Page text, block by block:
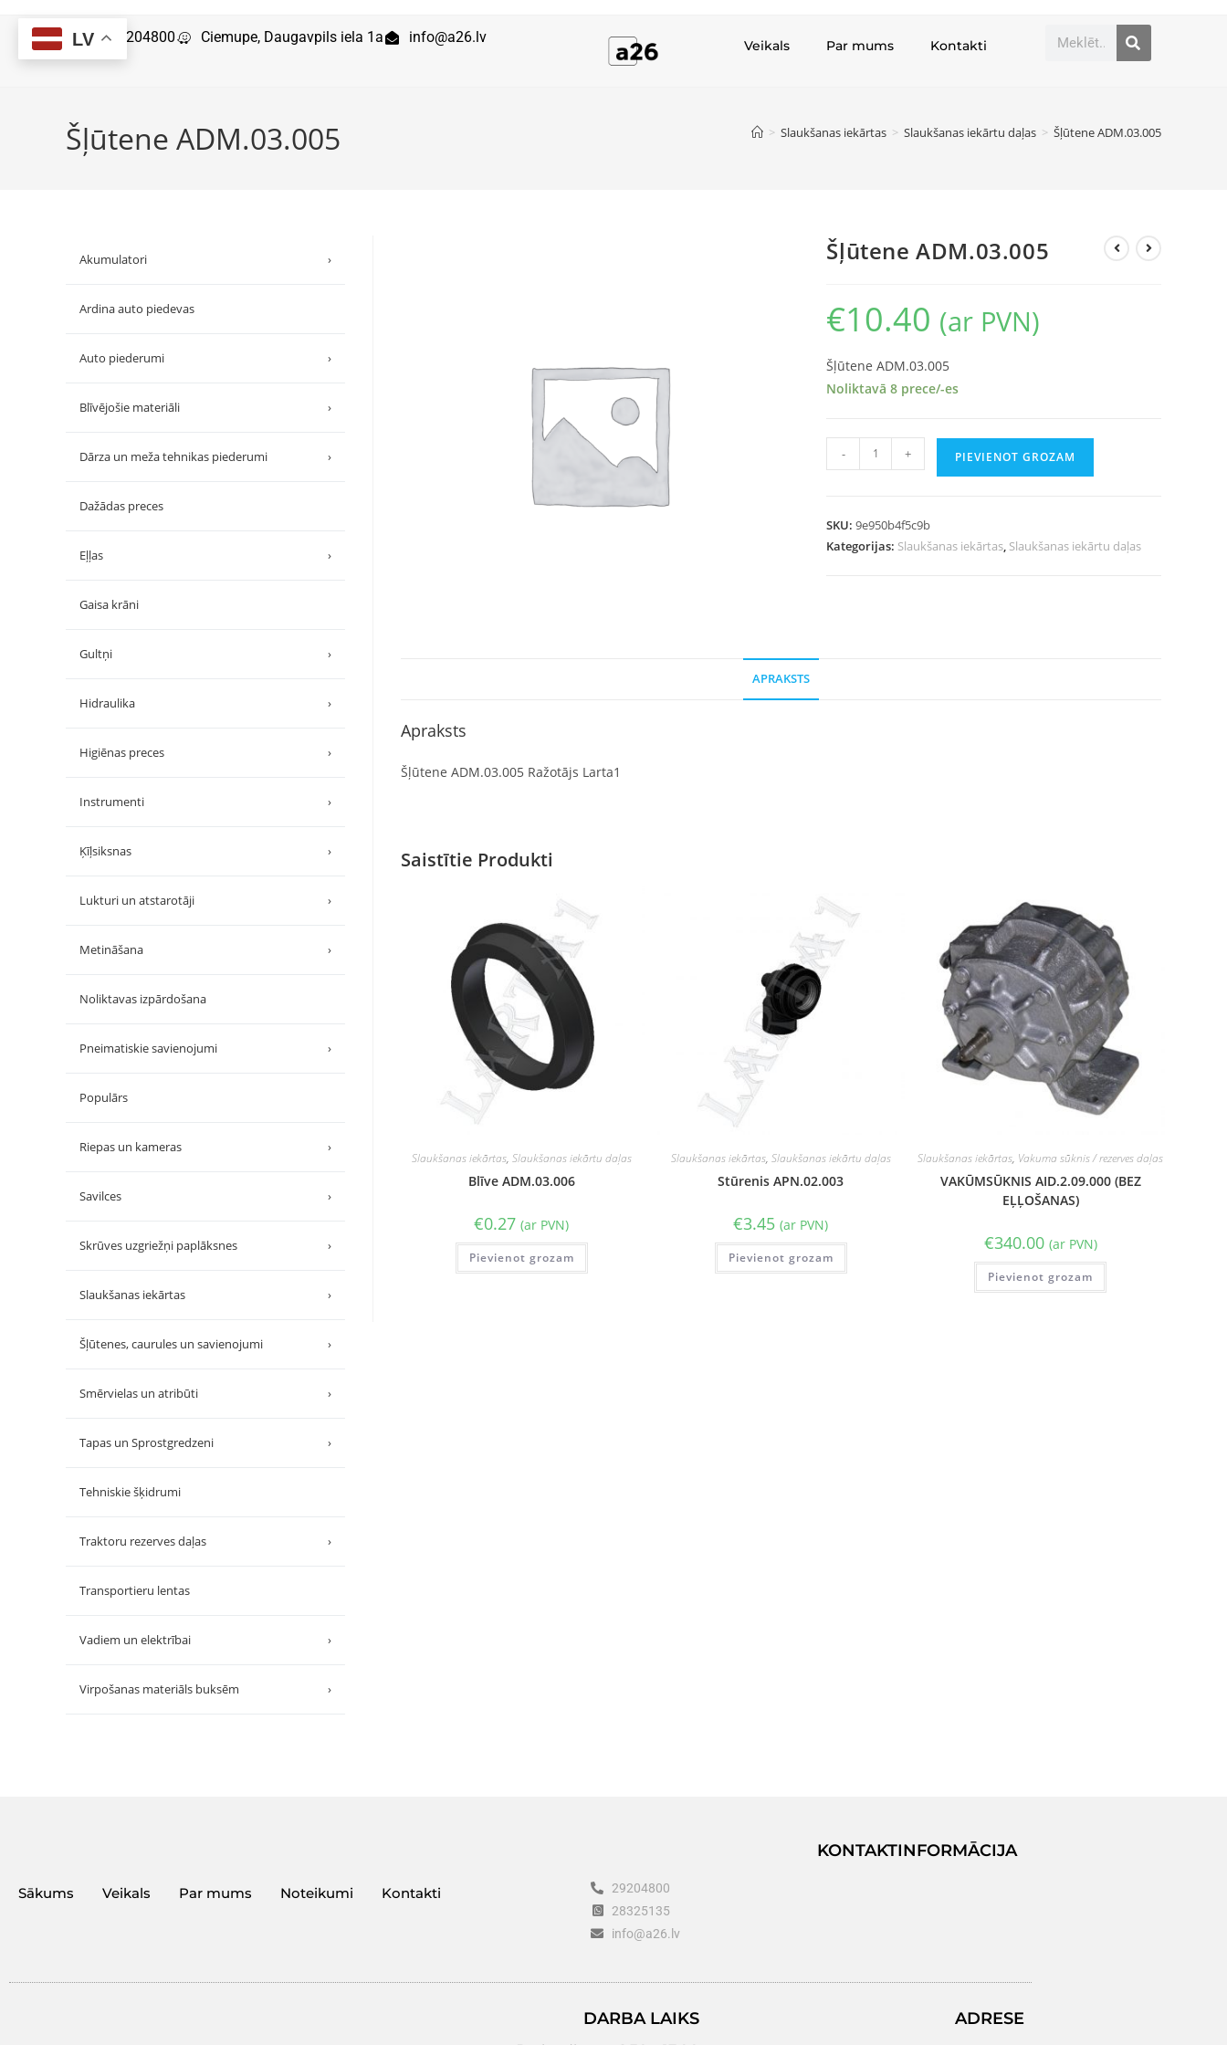
29204800 Ciemupe, Daugavpils iela 1a info@a26.lv Veikals Par mums Kontakti
Šļūtene ADM.03.005 > Slaukšanas iekārtas > Slaukšanas iekārtu daļas > Šļūtene ADM.03.005
Šļūtene ADM.03.005
€10.40 (ar PVN)
Šļūtene ADM.03.005
Noliktavā 8 prece/-es
- + PIEVIENOT GROZAM
SKU:9e950b4f5c9b
Kategorijas: Slaukšanas iekārtas, Slaukšanas iekārtu daļas
APRAKSTS
Apraksts
Šļūtene ADM.03.005 Ražotājs Larta1
Saistītie Produkti
Slaukšanas iekārtas, Slaukšanas iekārtu daļas
Blīve ADM.03.006
€0.27 (ar PVN)
Pievienot grozam
Slaukšanas iekārtas, Slaukšanas iekārtu daļas
Stūrenis APN.02.003
€3.45 (ar PVN)
Pievienot grozam
Slaukšanas iekārtas, Vakuma sūknis / rezerves daļas
VAKŪMSŪKNIS AID.2.09.000 (BEZ
EĻĻOŠANAS)
€340.00 (ar PVN)
Pievienot grozam
Akumulatori ›
Ardina auto piedevas
Auto piederumi ›
Blīvējošie materiāli ›
Dārza un meža tehnikas piederumi ›
Dažādas preces
Eļļas ›
Gaisa krāni
Gultņi ›
Hidraulika ›
Higiēnas preces ›
Instrumenti ›
Ķīļsiksnas ›
Lukturi un atstarotāji ›
Metināšana ›
Noliktavas izpārdošana
Pneimatiskie savienojumi ›
Populārs
Riepas un kameras ›
Savilces ›
Skrūves uzgriežņi paplāksnes ›
Slaukšanas iekārtas ›
Šļūtenes, caurules un savienojumi ›
Smērvielas un atribūti ›
Tapas un Sprostgredzeni ›
Tehniskie šķidrumi
Traktoru rezerves daļas ›
Transportieru lentas
Vadiem un elektrībai ›
Virpošanas materiāls buksēm ›
Sākums Veikals Par mums Noteikumi Kontakti
KONTAKTINFORMĀCIJA
29204800
28325135
info@a26.lv
DARBA LAIKS ADRESE
LV